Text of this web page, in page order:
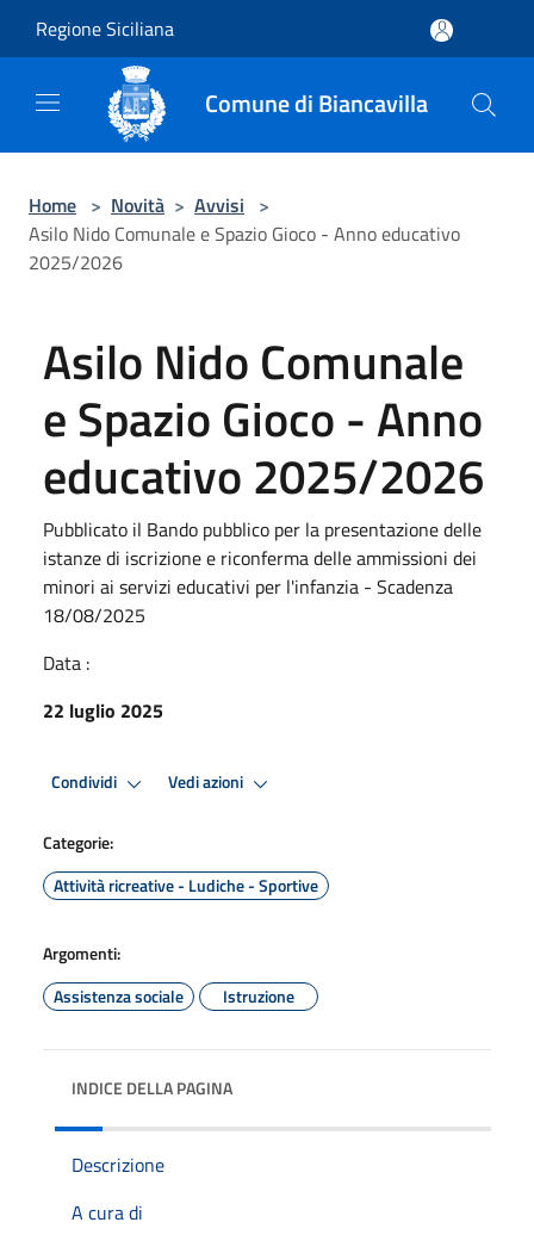
Regione Siciliana
Comune di Biancavilla
Home > Novità > Avvisi >
Asilo Nido Comunale e Spazio Gioco - Anno educativo
2025/2026
Asilo Nido Comunale
e Spazio Gioco - Anno
educativo 2025/2026
Pubblicato il Bando pubblico per la presentazione delle
istanze di iscrizione e riconferma delle ammissioni dei
minori ai servizi educativi per l'infanzia - Scadenza
18/08/2025
Data :
22 luglio 2025
Condividi Vedi azioni
Categorie:
Attività ricreative - Ludiche - Sportive
Argomenti:
Assistenza sociale
Istruzione
INDICE DELLA PAGINA
Descrizione
A cura di